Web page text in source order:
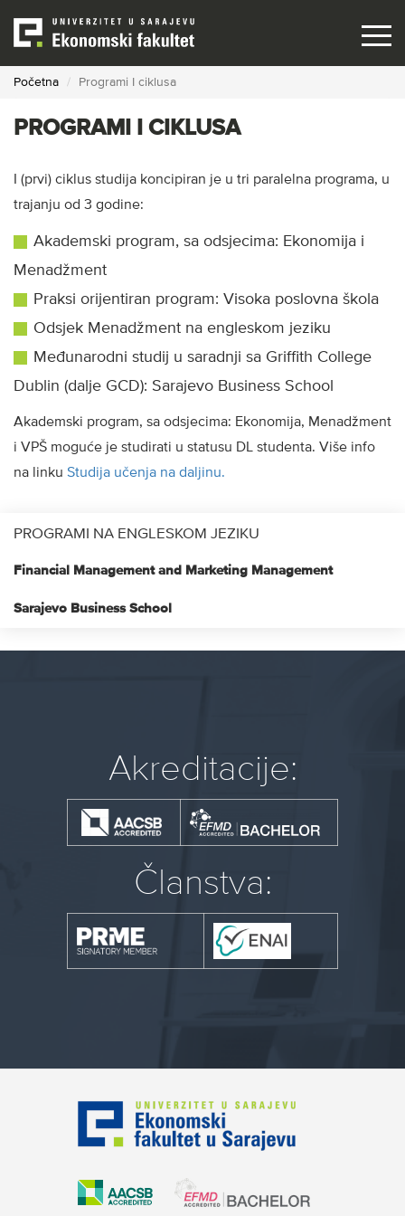
main
content
Početna
Programi I ciklusa
PROGRAMI I CIKLUSA
I (prvi) ciklus studija koncipiran je u tri paralelna programa, u
trajanju od 3 godine:
Akademski program, sa odsjecima: Ekonomija i
Menadžment
Praksi orijentiran program: Visoka poslovna škola
Odsjek Menadžment na engleskom jeziku
Međunarodni studij u saradnji sa Griffith College
Dublin (dalje GCD): Sarajevo Business School
Akademski program, sa odsjecima: Ekonomija, Menadžment
i VPŠ moguće je studirati u statusu DL studenta. Više info
na linku Studija učenja na daljinu.
PROGRAMI NA ENGLESKOM JEZIKU
Financial Management and Marketing Management
Sarajevo Business School
Akreditacije:
Članstva: